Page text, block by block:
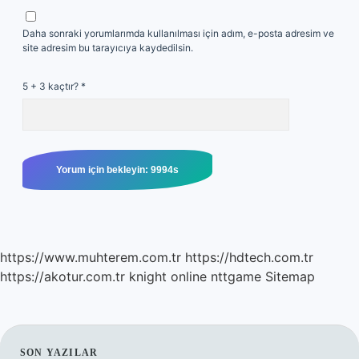
Daha sonraki yorumlarımda kullanılması için adım, e-posta adresim ve
site adresim bu tarayıcıya kaydedilsin.
5 + 3 kaçtır? *
https://www.muhterem.com.tr https://hdtech.com.tr
https://akotur.com.tr knight online nttgame Sitemap
SON YAZILAR